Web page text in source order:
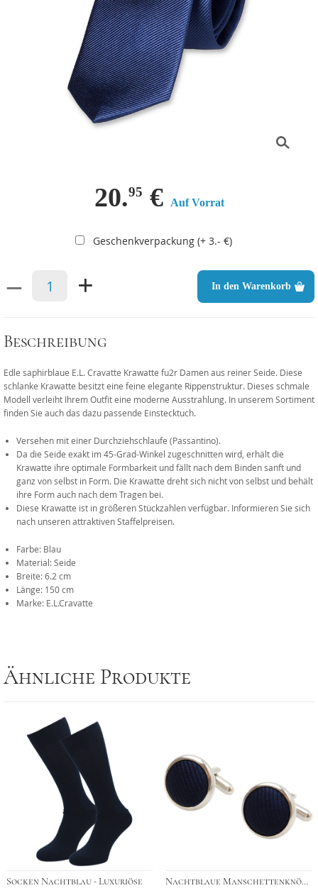
20.95 € Auf Vorrat
Geschenkverpackung (+ 3.- €)
– + In den Warenkorb
Beschreibung
Edle saphirblaue E.L. Cravatte Krawatte fu2r Damen aus reiner Seide. Diese
schlanke Krawatte besitzt eine feine elegante Rippenstruktur. Dieses schmale
Modell verleiht Ihrem Outfit eine moderne Ausstrahlung. In unserem Sortiment
finden Sie auch das dazu passende Einstecktuch.
Versehen mit einer Durchziehschlaufe (Passantino).
Da die Seide exakt im 45-Grad-Winkel zugeschnitten wird, erhält die
Krawatte ihre optimale Formbarkeit und fällt nach dem Binden sanft und
ganz von selbst in Form. Die Krawatte dreht sich nicht von selbst und behält
ihre Form auch nach dem Tragen bei.
Diese Krawatte ist in größeren Stückzahlen verfügbar. Informieren Sie sich
nach unseren attraktiven Staffelpreisen.
Farbe: Blau
Material: Seide
Breite: 6.2 cm
Länge: 150 cm
Marke: E.L.Cravatte
Ähnliche Produkte
Socken Nachtblau - Luxuriöse Nachtblaue Manschettenknöpfe